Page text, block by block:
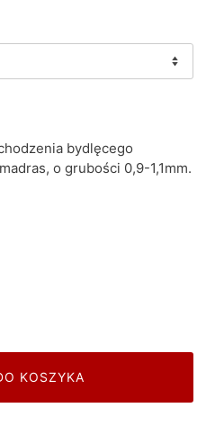
bydlęcego
o grubości 0,9-1,1mm.
KOSZYKA